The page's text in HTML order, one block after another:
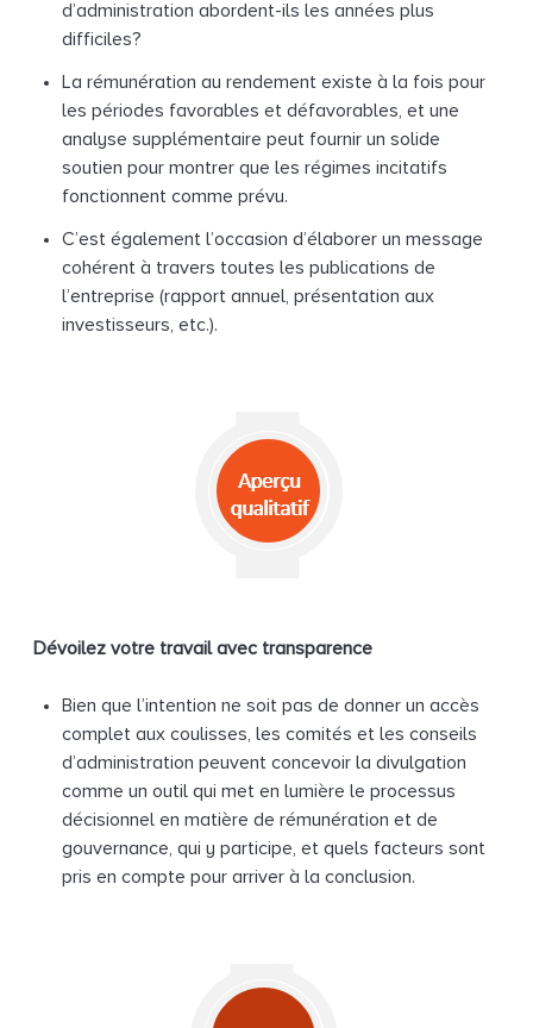
d’administration abordent-ils les années plus
difficiles?
La rémunération au rendement existe à la fois pour
les périodes favorables et défavorables, et une
analyse supplémentaire peut fournir un solide
soutien pour montrer que les régimes incitatifs
fonctionnent comme prévu.
C’est également l’occasion d’élaborer un message
cohérent à travers toutes les publications de
l’entreprise (rapport annuel, présentation aux
investisseurs, etc.).
Dévoilez votre travail avec transparence
Bien que l’intention ne soit pas de donner un accès
complet aux coulisses, les comités et les conseils
d’administration peuvent concevoir la divulgation
comme un outil qui met en lumière le processus
décisionnel en matière de rémunération et de
gouvernance, qui y participe, et quels facteurs sont
pris en compte pour arriver à la conclusion.